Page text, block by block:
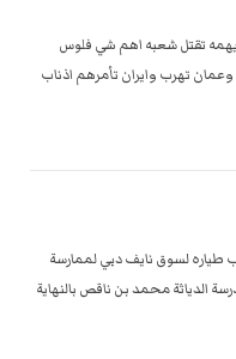
تقتل شعبه اهم شي فلوس
تهرب وايران تأمرهم اذناب
طياره لسوق نايف دبي لممارسة
الدياثة محمد بن ناقص بالنهاية